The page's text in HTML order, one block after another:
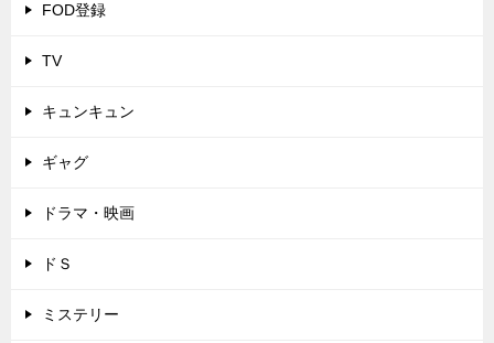
FOD登録
TV
キュンキュン
ギャグ
ドラマ・映画
ドＳ
ミステリー